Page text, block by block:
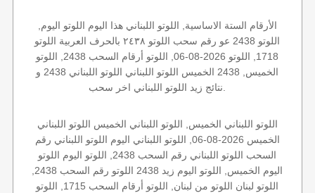
الأرقام الستة الاساسية, اللوتو اللبناني هذا اليوم اللوتو اليوم,
اللوتو 2438 عو رقم سحب اللوتو ٢٤٣٨ بالحرف العربية اللوتو
1718, اللوتو 2026-08-06, اللوتو أرقام السحب 2438, اللوتو
الخميس, 2438 الخميس اللوتو اللبناني اللوتو اللبناني 2438 و
اللوتو اللبناني الخميس, اللوتو اللبناني الخميس اللوتو اللبناني
الخميس 2026-08-06, اللوتو اللبناني اليوم اللوتو اللبناني رقم
السحب اللوتو اللبناني رقم السحب 2438, اللوتو اليوم اللوتو
اللوتو لبنان اللوتو من لبنان, اللوتو أرقام السحب 1715, اللوتو